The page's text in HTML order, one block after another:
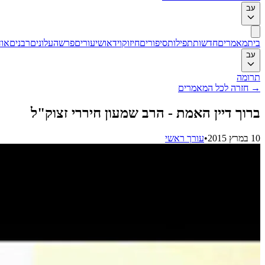
עב
ביתמאמריםחדשותתפילותסיפוריםחיזוקוידאושיעוריםפרשהעלוניםרבנים
עב
תרומה
→ חזרה לכל המאמרים
ברוך דיין האמת - הרב שמעון חיררי זצוק"ל
10 במרץ 2015 •עורך ראשי